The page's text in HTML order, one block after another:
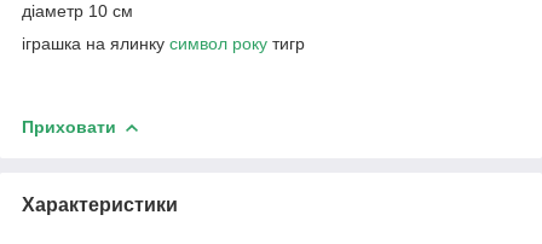
діаметр 10 см
іграшка на ялинку символ року тигр
Приховати
Характеристики